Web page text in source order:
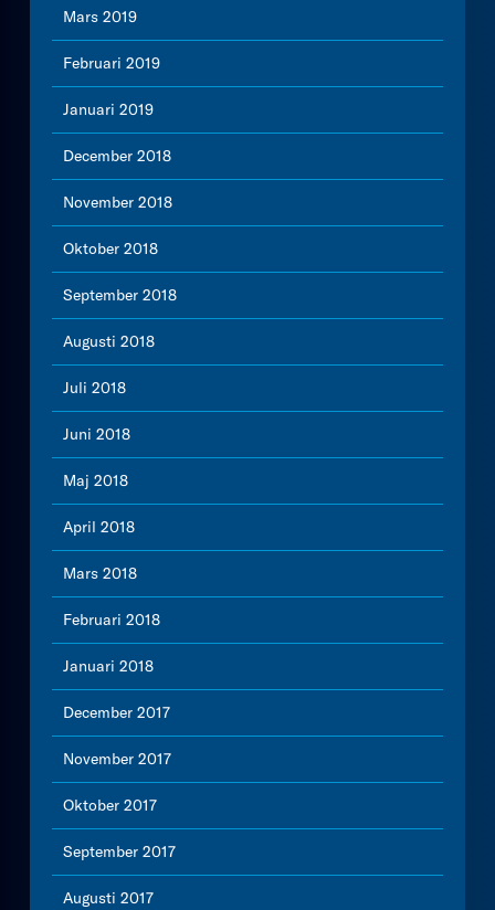
Mars 2019
Februari 2019
Januari 2019
December 2018
November 2018
Oktober 2018
September 2018
Augusti 2018
Juli 2018
Juni 2018
Maj 2018
April 2018
Mars 2018
Februari 2018
Januari 2018
December 2017
November 2017
Oktober 2017
September 2017
Augusti 2017